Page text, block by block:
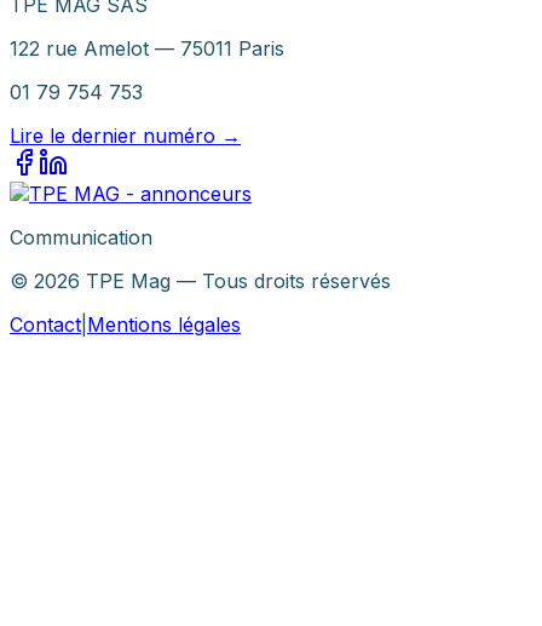
TPE MAG SAS
122 rue Amelot — 75011 Paris
01 79 754 753
Lire le dernier numéro →
Communication
© 2026 TPE Mag — Tous droits réservés
Contact Mentions légales